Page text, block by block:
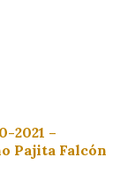
2021 –
Pajita Falcón